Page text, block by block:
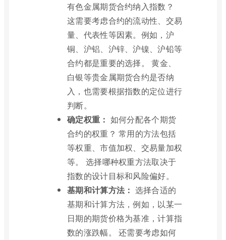
有色金属期货合约纳入指数？
这需要考虑合约的流动性、交易
量、代表性等因素。例如，沪
铜、沪铝、沪锌、沪镍、沪铅等
合约都是重要的选择。 黄金、
白银等贵金属期货合约是否纳
入，也需要根据指数的定位进行
判断。
确定权重： 如何分配各个期货
合约的权重？ 常用的方法包括
等权重、市值加权、交易量加权
等。 选择哪种权重方法取决于
指数的设计目标和风险偏好。
基期和计算方法： 选择合适的
基期和计算方法，例如，以某一
日期的期货价格为基准，计算指
数的涨跌幅。 还需要考虑如何